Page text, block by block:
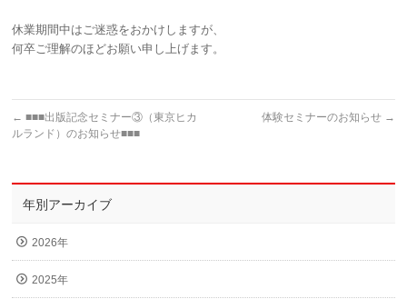
休業期間中はご迷惑をおかけしますが、
何卒ご理解のほどお願い申し上げます。
← ■■■出版記念セミナー③（東京ヒカ
ルランド）のお知らせ■■■
体験セミナーのお知らせ →
年別アーカイブ
2026年
2025年